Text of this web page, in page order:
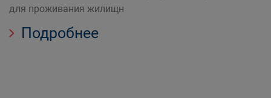
для проживания жилищн
Подробнее